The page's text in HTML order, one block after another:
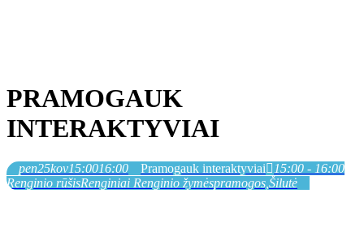
PRAMOGAUK
INTERAKTYVIAI
pen25kov15:0016:00 Pramogauk interaktyviai
15:00 - 16:00
Renginio rūšisRenginiai Renginio žymėspramogos, Šilutė